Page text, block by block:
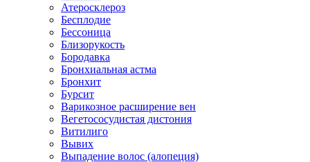
Атеросклероз
Бесплодие
Бессоница
Близорукость
Бородавка
Бронхиальная астма
Бронхит
Бурсит
Варикозное расширение вен
Вегетососудистая дистония
Витилиго
Вывих
Выпадение волос (алопеция)